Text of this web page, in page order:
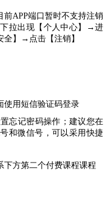
APP端口暂时不支持注销
拉出现【个人中心】 → 进
】 →点击【注销】
用短信验证码登录
忘记密码操作；建议您在
和微信号，可以采用快捷
方第二个付费课程课程